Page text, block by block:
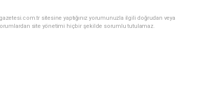
sitesine yaptığınız yorumunuzla ilgili doğrudan veya
site yönetimi hiçbir şekilde sorumlu tutulamaz.